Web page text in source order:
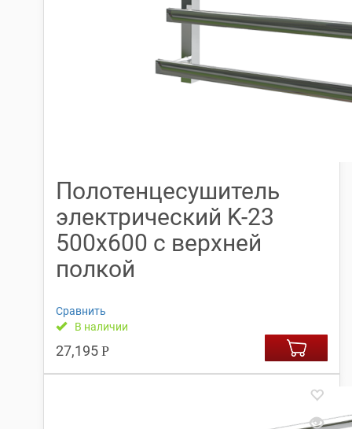
Полотенцесушитель
электрический K-23
500х600 с верхней
полкой
Сравнить
В наличии
27,195 Р